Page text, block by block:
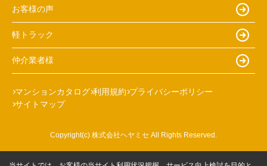
お客様の声
軽トラック
仲介業者様
マンションカタログ 利用規約 プライバシーポリシー
サイトマップ
Copyright(c) 株式会社ヘヤミセ All Rights Reserved.